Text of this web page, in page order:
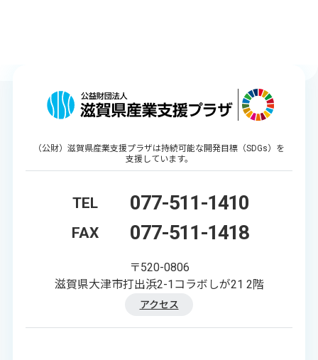
（公財）滋賀県産業支援プラザは持続可能な開発目標（SDGs）を
支援しています。
TEL 077-511-1410
FAX 077-511-1418
〒520-0806
滋賀県大津市打出浜2-1コラボしが21 2階
アクセス